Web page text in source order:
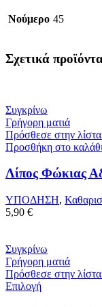
Νούμερο 45
Σχετικά
Συγκρίνω
Γρήγορη ματιά
Πρόσθεσε στην
Προσθήκη στο καλάθι
Λίπος Φώκιας
ΥΠΟΔΗΣΗ,
5,90 €
Συγκρίνω
Γρήγορη ματιά
Πρόσθεσε στην
Επιλογή